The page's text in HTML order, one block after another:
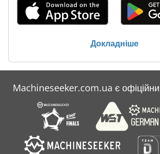
Докладніше
Machineseeker.com.ua є